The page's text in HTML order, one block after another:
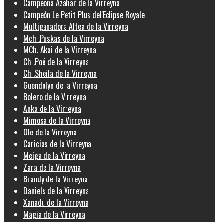
Campeona Azahar de la Virreyna
Campeón Le Petit Plus del'Eclipse Royale
Multiganadora Altea de la Virreyna
Mch .Puskas de la Virreyna
MCh. Akai de la Virreyna
Ch .Poé de la Virreyna
Ch .Sheila de la Virreyna
Guendolyn de la Virreyna
Bolero de la Virreyna
Anka de la Virreyna
Mimosa de la Virreyna
Ole de la Virreyna
Caricias de la Virreyna
Meiga de la Virreyna
Zara de la Virreyna
Brandy de la Virreyna
Daniels de la Virreyna
Xanadu de la Virreyna
Magia de la Virreyna